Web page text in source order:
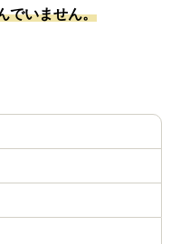
でいません。